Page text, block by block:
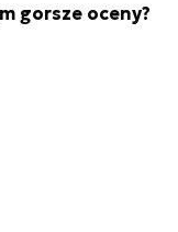
gorsze oceny?